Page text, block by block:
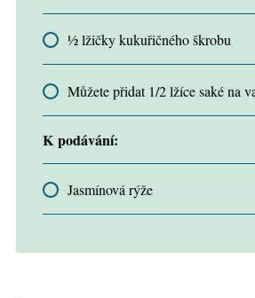
½ lžičky kukuřičného škrobu
Můžete přidat 1/2 lžíce saké na
K podávání:
Jasmínová rýže